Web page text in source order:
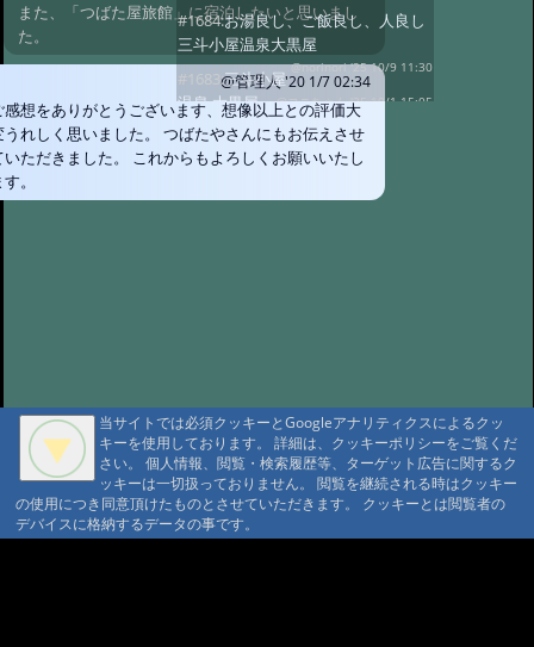
また、「つばた屋旅館」に宿泊したいと思いまし
た。
@管理人'20 1/7 02:34
感想をありがとうございます、想像以上との評価大
うれしく思いました。 つばたやさんにもお伝えさせ
いただきました。 これからもよろしくお願いいたし
。
#1684:お湯良し、ご飯良し、人良し
三斗小屋温泉大黒屋
@norinori '25 10/9 11:30
#1683:三斗小屋
温泉 大黒屋
@コニちゃん '25 10/1 15:05
#1682:大黒屋 @トト '25 9/30 10:38
#1681: 超絶快適でした！！ 三斗小屋
温泉大黒屋
@みさと '25 9/18 06:35
@三浦真寿美 '25 8/11 22:44
#1676:癒しの
山小屋、大黒屋さん
@まーくん '25 7/19 06:25
#1675:つばたや
旅館さん
@かよちゃん '25 7/15 18:04
#1674:川のせせらぎの中で 大黒屋
A A
A A A MountAin TRAD
セキュリティポリシー
仮予約 利用規定
当サイトでは必須クッキーとGoogleアナリティクスによるクッ
キーを使用しております。 詳細は、クッキーポリシーをご覧くだ
さい。 個人情報、閲覧・検索履歴等、ターゲット広告に関するク
ッキーは一切扱っておりません。 閲覧を継続される時はクッキー
の使用につき同意頂けたものとさせていただきます。 クッキーとは閲覧者の
デバイスに格納するデータの事です。